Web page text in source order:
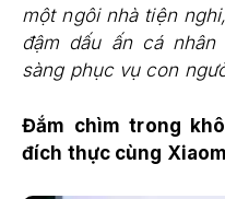
một ngôi nhà tiện
đậm dấu ấn cá
sàng phục vụ con
Đắm chìm trong
đích thực cùng